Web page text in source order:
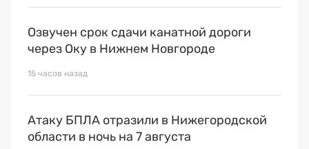
Озвучен срок сдачи канатной дороги
через Оку в Нижнем Новгороде
15 часов назад
Атаку БПЛА отразили в Нижегородской
области в ночь на 7 августа